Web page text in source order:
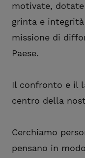
motivate,
grinta e
missione di
Paese.
Il confronto e il
centro della
Cerchiamo
pensano in